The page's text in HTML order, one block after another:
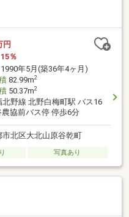
円
15％
1990年5月(築36年4ヶ月)
82.99m2
50.37m2
北野線 北野白梅町駅 バス16
協前バス停 停歩6分
市北区大北山原谷乾町
写真あり